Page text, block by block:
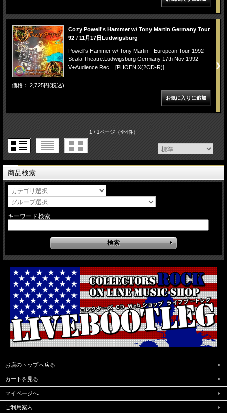
Cozy Powell's Hammer w/ Tony Martin Germany Tour
92 / 11月17日Ludwigsburg
Powell's Hammer w/ Tony Martin - European Tour 1992
Scala Theatre:Ludwigsburg Germany 17th Nov 1992
V+Audience Rec [PHOENIX(2CD-R)]
価格： 2,725円(税込)
1 / 1ページ（全4件）
商品検索
キーワード検索
お店のトップへ戻る
カートを見る
マイページへ
ご利用案内